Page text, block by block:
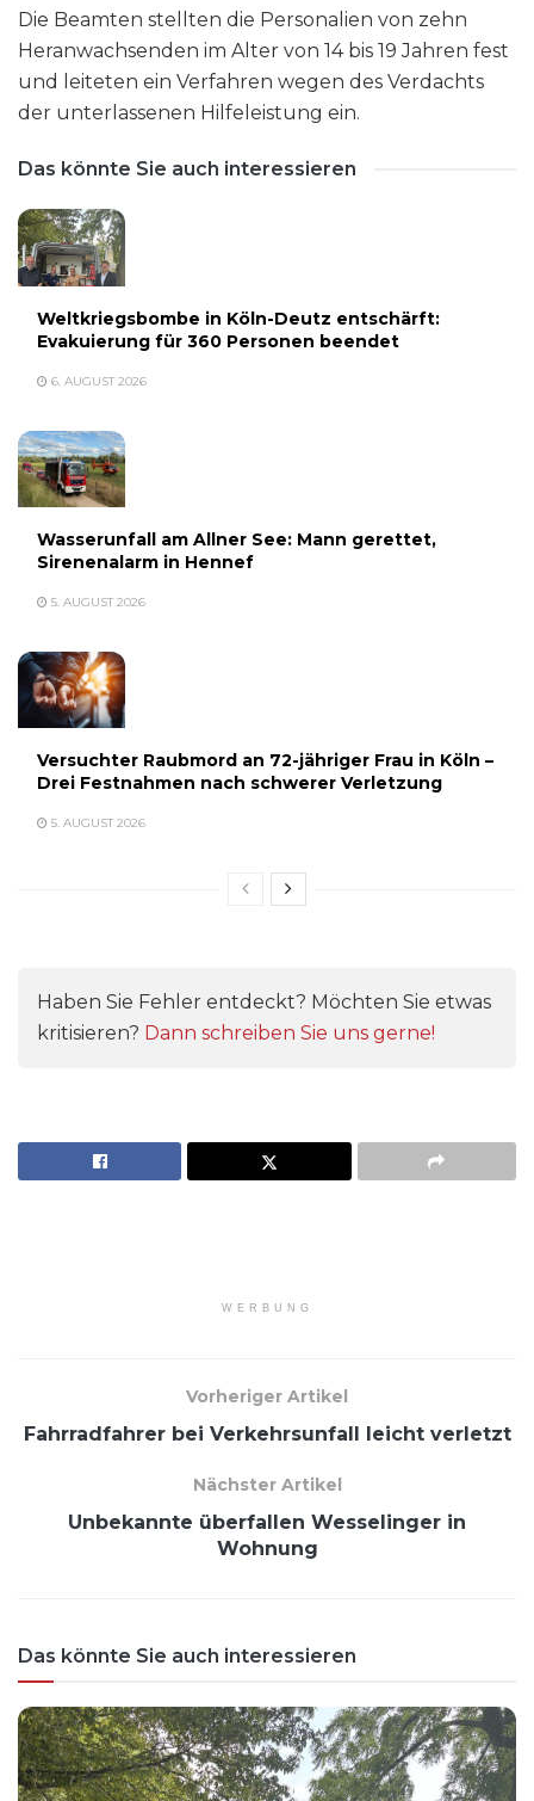
Die Beamten stellten die Personalien von zehn
Heranwachsenden im Alter von 14 bis 19 Jahren fest
und leiteten ein Verfahren wegen des Verdachts
der unterlassenen Hilfeleistung ein.
Das könnte Sie auch interessieren
Weltkriegsbombe in Köln-Deutz entschärft:
Evakuierung für 360 Personen beendet
6. AUGUST 2026
Wasserunfall am Allner See: Mann gerettet,
Sirenenalarm in Hennef
5. AUGUST 2026
Versuchter Raubmord an 72-jähriger Frau in Köln –
Drei Festnahmen nach schwerer Verletzung
5. AUGUST 2026
Haben Sie Fehler entdeckt? Möchten Sie etwas
kritisieren? Dann schreiben Sie uns gerne!
WERBUNG
Vorheriger Artikel
Fahrradfahrer bei Verkehrsunfall leicht verletzt
Nächster Artikel
Unbekannte überfallen Wesselinger in
Wohnung
Das könnte Sie auch interessieren